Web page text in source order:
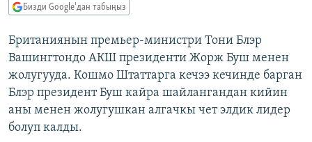
ЭКСПЕРТТЕР ТАЛДАЙТ
БИЗ ЖАНА ДҮЙНӨ
ЭЖЕ-СИҢДИЛЕР
ӨЗГӨЧӨ ПИКИР
Русский
ОНЛАЙН ШЕРИНЕ
Бизди Google'дан табыңыз
Британиянын премьер-министри Тони Блэр
Вашингтондо АКШ президенти Жорж Буш менен
жолугууда. Кошмо Штаттарга кечээ кечинде барган
Блэр президент Буш кайра шайлангандан кийин
аны менен жолугушкан алгачкы чет элдик лидер
болуп калды.